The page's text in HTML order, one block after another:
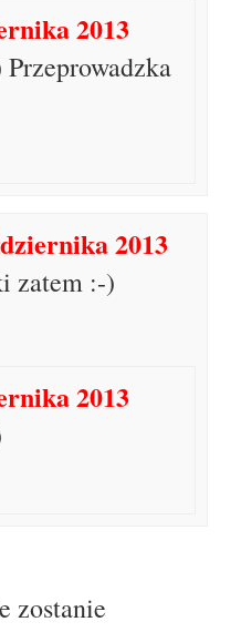
2013
2013
zatem :-)
2013
zostanie